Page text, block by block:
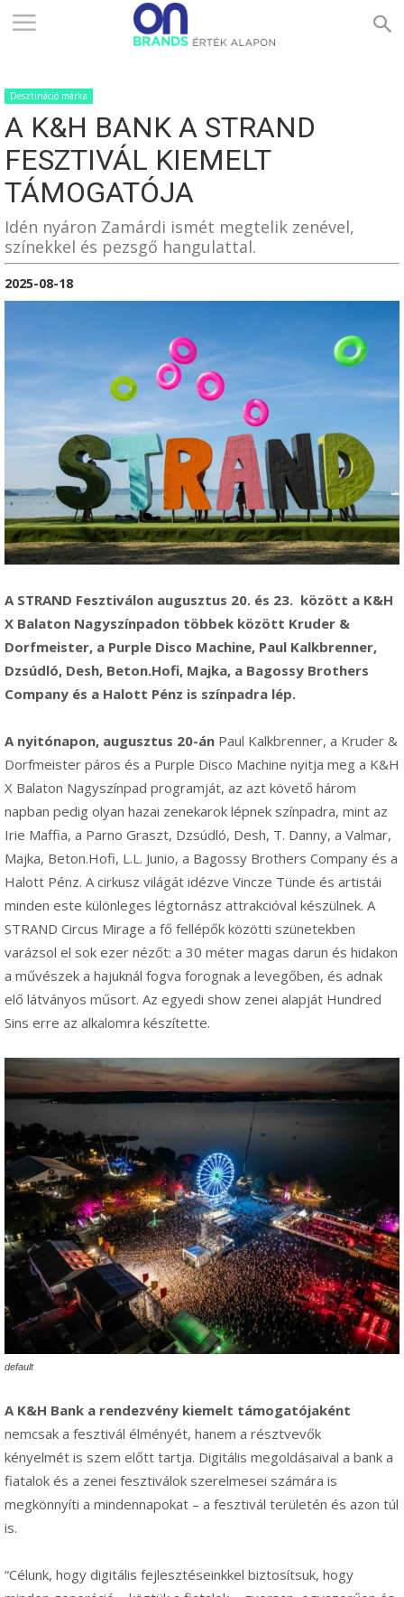
ONBRANDS
–
ÉRTÉK
ALAPON
Desztináció márka
A K&H BANK A STRAND
FESZTIVÁL KIEMELT
TÁMOGATÓJA
Idén nyáron Zamárdi ismét megtelik zenével,
színekkel és pezsgő hangulattal.
2025-08-18
A STRAND Fesztiválon augusztus 20. és 23. között a K&H
X Balaton Nagyszínpadon többek között Kruder &
Dorfmeister, a Purple Disco Machine, Paul Kalkbrenner,
Dzsúdló, Desh, Beton.Hofi, Majka, a Bagossy Brothers
Company és a Halott Pénz is színpadra lép.
A nyitónapon, augusztus 20-án Paul Kalkbrenner, a Kruder &
Dorfmeister páros és a Purple Disco Machine nyitja meg a K&H
X Balaton Nagyszínpad programját, az azt követő három
napban pedig olyan hazai zenekarok lépnek színpadra, mint az
Irie Maffia, a Parno Graszt, Dzsúdló, Desh, T. Danny, a Valmar,
Majka, Beton.Hofi, L.L. Junio, a Bagossy Brothers Company és a
Halott Pénz. A cirkusz világát idézve Vincze Tünde és artistái
minden este különleges légtornász attrakcióval készülnek. A
STRAND Circus Mirage a fő fellépők közötti szünetekben
varázsol el sok ezer nézőt: a 30 méter magas darun és hidakon
a művészek a hajuknál fogva forognak a levegőben, és adnak
elő látványos műsort. Az egyedi show zenei alapját Hundred
Sins erre az alkalomra készítette.
default
A K&H Bank a rendezvény kiemelt támogatójaként
nemcsak a fesztivál élményét, hanem a résztvevők
kényelmét is szem előtt tartja. Digitális megoldásaival a bank a
fiatalok és a zenei fesztiválok szerelmesei számára is
megkönnyíti a mindennapokat – a fesztivál területén és azon túl
is.
“Célunk, hogy digitális fejlesztéseinkkel biztosítsuk, hogy